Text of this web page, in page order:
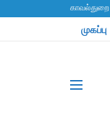
காவல்துறை
முகப்பு